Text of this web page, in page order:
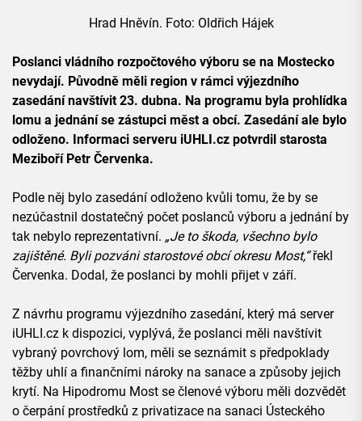
Hrad Hněvín. Foto: Oldřich Hájek
Poslanci vládního rozpočtového výboru se na Mostecko
nevydají. Původně měli region v rámci výjezdního
zasedání navštívit 23. dubna. Na programu byla prohlídka
lomu a jednání se zástupci měst a obcí. Zasedání ale bylo
odloženo. Informaci serveru iUHLI.cz potvrdil starosta
Meziboří Petr Červenka.
Podle něj bylo zasedání odloženo kvůli tomu, že by se
nezúčastnil dostatečný počet poslanců výboru a jednání by
tak nebylo reprezentativní. „Je to škoda, všechno bylo
zajištěné. Byli pozváni starostové obcí okresu Most,“řekl
Červenka. Dodal, že poslanci by mohli přijet v září.
Z návrhu programu výjezdního zasedání, který má server
iUHLI.cz k dispozici, vyplývá, že poslanci měli navštívit
vybraný povrchový lom, měli se seznámit s předpoklady
těžby uhlí a finančními nároky na sanace a způsoby jejich
krytí. Na Hipodromu Most se členové výboru měli dozvědět
o čerpání prostředků z privatizace na sanaci Ústeckého